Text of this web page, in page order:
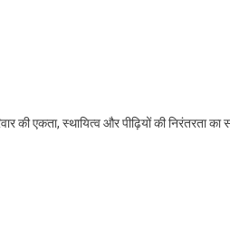
की एकता, स्थायित्व और पीढ़ियों की निरंतरता का